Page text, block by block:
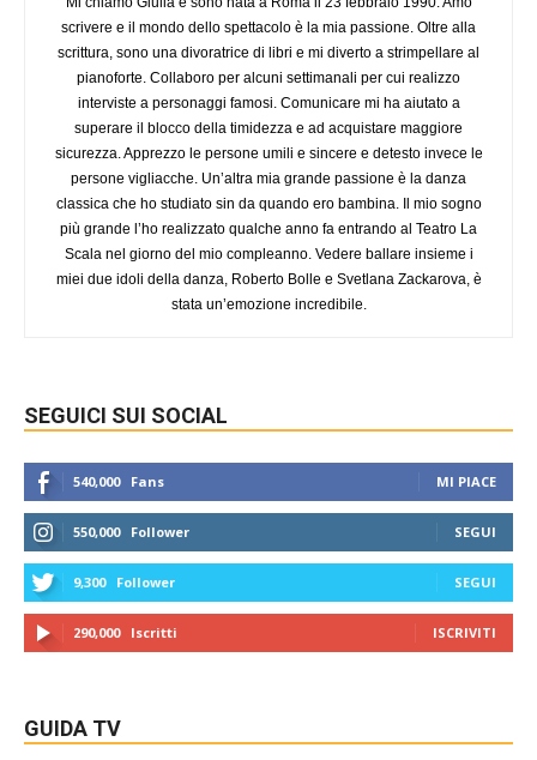
scrivere e il mondo dello spettacolo è la mia passione. Oltre alla
scrittura, sono una divoratrice di libri e mi diverto a strimpellare al
pianoforte. Collaboro per alcuni settimanali per cui realizzo
interviste a personaggi famosi. Comunicare mi ha aiutato a
superare il blocco della timidezza e ad acquistare maggiore
sicurezza. Apprezzo le persone umili e sincere e detesto invece le
persone vigliacche. Un’altra mia grande passione è la danza
classica che ho studiato sin da quando ero bambina. Il mio sogno
più grande l’ho realizzato qualche anno fa entrando al Teatro La
Scala nel giorno del mio compleanno. Vedere ballare insieme i
miei due idoli della danza, Roberto Bolle e Svetlana Zackarova, è
stata un’emozione incredibile.
SEGUICI SUI SOCIAL
540,000 Fans MI PIACE
550,000 Follower SEGUI
9,300 Follower SEGUI
290,000 Iscritti ISCRIVITI
GUIDA TV